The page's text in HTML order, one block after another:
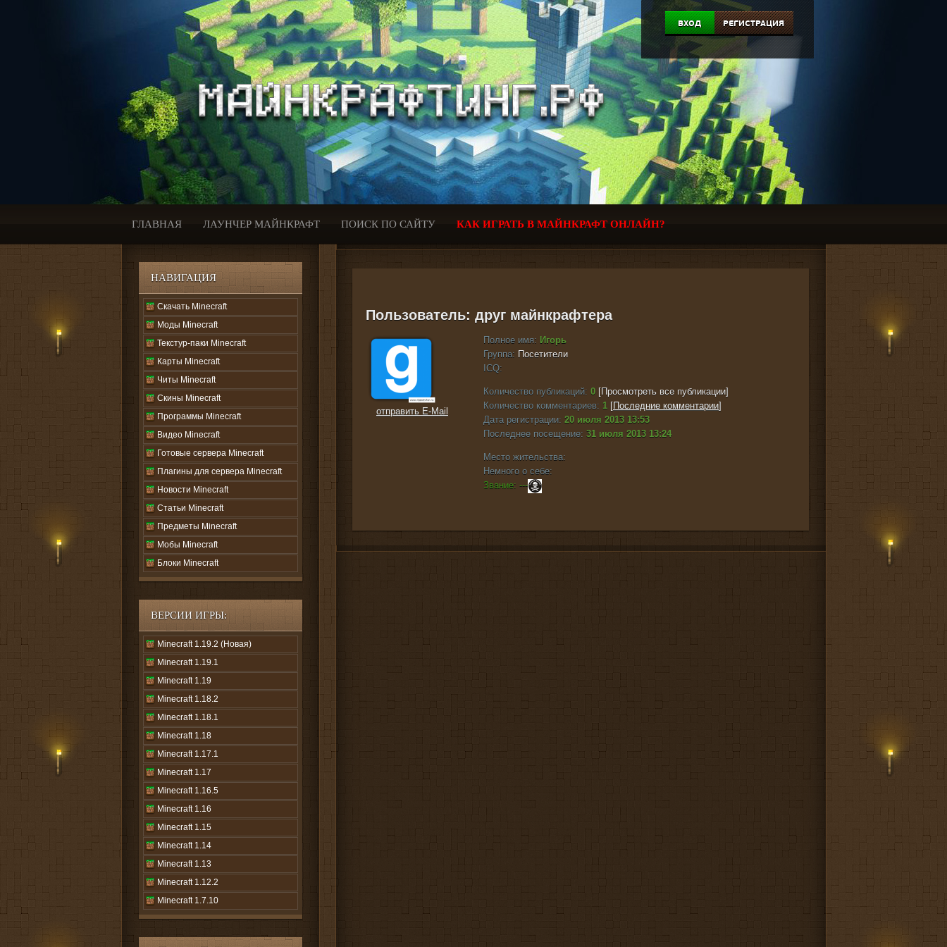
ВХОД РЕГИСТРАЦИЯ
ГЛАВНАЯ ЛАУНЧЕР МАЙНКРАФТ ПОИСК ПО САЙТУ КАК ИГРАТЬ В МАЙНКРАФТ ОНЛАЙН?
НАВИГАЦИЯ
Скачать Minecraft
Моды Minecraft
Текстур-паки Minecraft
Карты Minecraft
Читы Minecraft
Скины Minecraft
Программы Minecraft
Видео Minecraft
Готовые сервера Minecraft
Плагины для сервера Minecraft
Новости Minecraft
Статьи Minecraft
Предметы Minecraft
Мобы Minecraft
Блоки Minecraft
ВЕРСИИ ИГРЫ:
Minecraft 1.19.2 (Новая)
Minecraft 1.19.1
Minecraft 1.19
Minecraft 1.18.2
Minecraft 1.18.1
Minecraft 1.18
Minecraft 1.17.1
Minecraft 1.17
Minecraft 1.16.5
Minecraft 1.16
Minecraft 1.15
Minecraft 1.14
Minecraft 1.13
Minecraft 1.12.2
Minecraft 1.7.10
Пользователь: друг майнкрафтера
отправить E-Mail
Полное имя: Игорь
Группа: Посетители
ICQ:
Количество публикаций: 0 [Просмотреть все публикации]
Количество комментариев: 1 [Последние комментарии]
Дата регистрации: 20 июля 2013 13:53
Последнее посещение: 31 июля 2013 13:24
Место жительства:
Немного о себе:
Звание: ---